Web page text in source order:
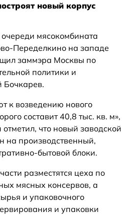
новый корпус
очереди мясокомбината
Переделкино на западе
заммэра Москвы по
политики и
Бочкарев.
к возведению нового
составит 40,8 тыс. кв. м»,
что новый заводской
на производственный,
бытовой блоки.
разместятся цеха по
мясных консервов, а
и упаковочного
и упаковки